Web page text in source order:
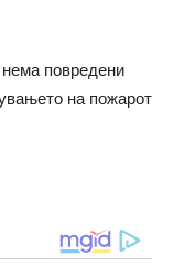
повредени
на пожарот